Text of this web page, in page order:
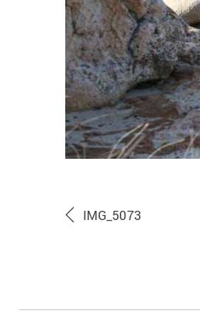
IMG_5073